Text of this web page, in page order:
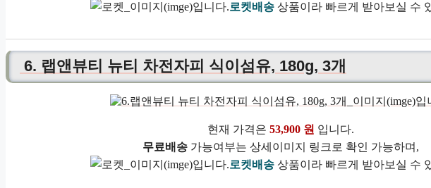
로켓배송상품이라 빠르게 받아보실 수
6. 랩앤뷰티 뉴티 차전자피 식이섬유, 180g, 3개
현재 가격은 53,900 원 입니다.
무료배송 가능여부는 상세이미지 링크로 확인 가능하며,
로켓배송상품이라 빠르게 받아보실 수